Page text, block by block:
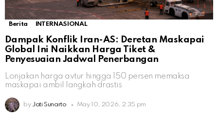
Berita INTERNASIONAL
Dampak Konflik Iran-AS: Deretan Maskapai
Global Ini Naikkan Harga Tiket &
Penyesuaian Jadwal Penerbangan
Lonjakan harga avtur hingga 150 persen memaksa
maskapai ambil langkah drastis
by Jati Sunarto May 10, 2026, 2:35 pm